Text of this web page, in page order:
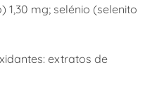
mg; selénio (selenito
extratos de